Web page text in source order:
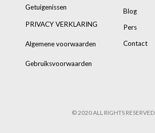
Getuigenissen
PRIVACY VERKLARING
Algemene voorwaarden
Gebruiksvoorwaarden
Blog
Pers
Contact
© 2020 ALL RIGHTS RESERVED